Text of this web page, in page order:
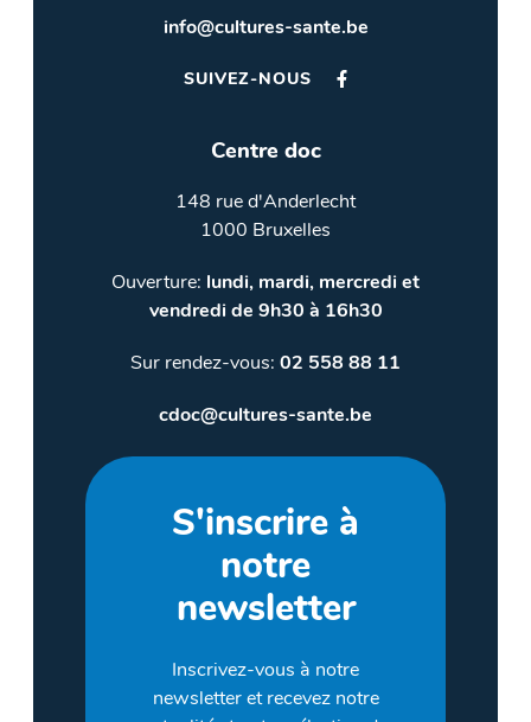
info@cultures-sante.be
SUIVEZ-NOUS
Centre doc
148 rue d'Anderlecht
1000 Bruxelles
Ouverture: lundi, mardi, mercredi et
vendredi de 9h30 à 16h30
Sur rendez-vous: 02 558 88 11
cdoc@cultures-sante.be
S'inscrire à
notre
newsletter
Inscrivez-vous à notre
newsletter et recevez notre